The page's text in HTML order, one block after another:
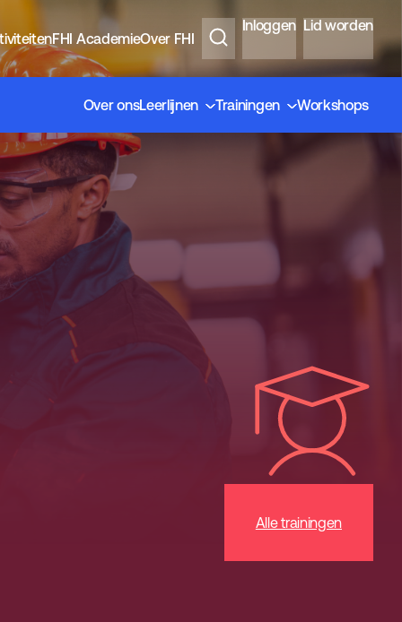
FHI AcademieOver FHI
Inloggen Lid worden
Over onsLeerlijnen Trainingen Workshops
Alle trainingen